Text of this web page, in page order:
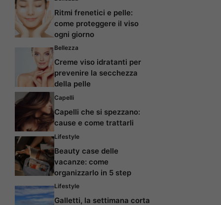
Ritmi frenetici e pelle:
come proteggere il viso
ogni giorno
Bellezza
Creme viso idratanti per
prevenire la secchezza
della pelle
Capelli
Capelli che si spezzano:
cause e come trattarli
Lifestyle
Beauty case delle
vacanze: come
organizzarlo in 5 step
Lifestyle
Galletti, la settimana corta